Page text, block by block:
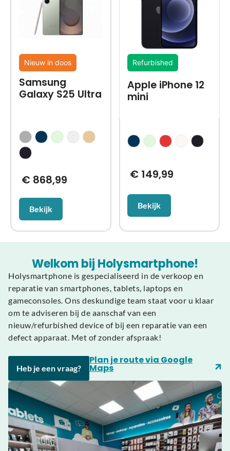
Nieuw in doos
Samsung
Galaxy S25 Ultra
€868,99
Bekijk
Refurbished
Apple iPhone 12
mini
€ 149,99
Bekijk
Welkom bij Holysmartphone!
Holysmartphone is gespecialiseerd in de verkoop en
reparatie van smartphones, tablets, laptops en
gameconsoles. Ons deskundige team staat voor u klaar
om te adviseren bij de aanschaf van een
nieuw/refurbished device of bij een reparatie van een
defect apparaat. Met of zonder afspraak!
Heb je een vraag?
Plan je route via Google
Maps